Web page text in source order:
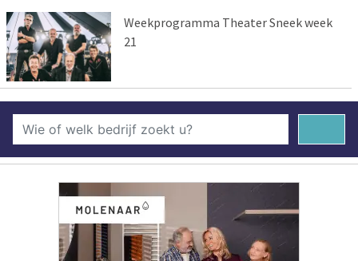
Weekprogramma Theater Sneek week
21